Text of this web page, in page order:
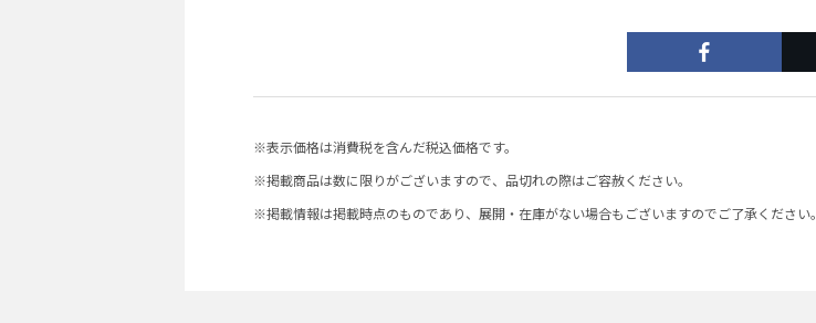
※表示価格は消費税を含んだ税込価格です。
※掲載商品は数に限りがございますので、品切れの際はご容赦ください。
※掲載情報は掲載時点のものであり、展開・在庫がない場合もございますのでご了承ください。